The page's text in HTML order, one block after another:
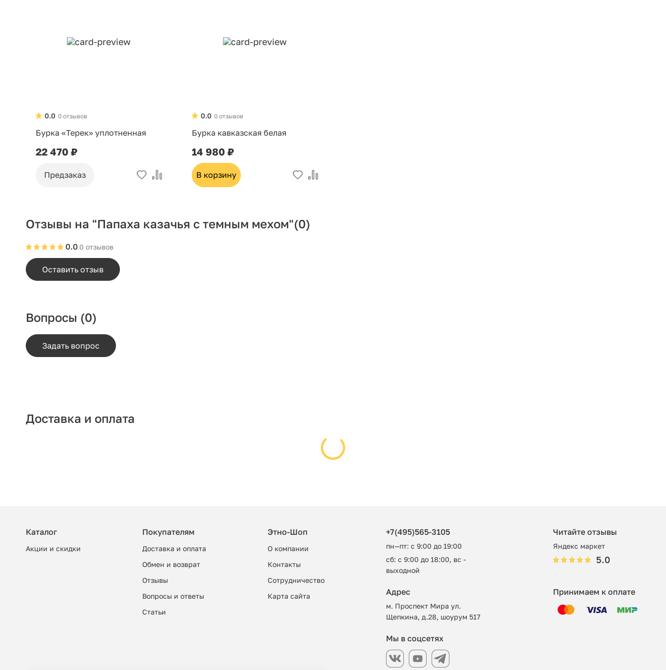
0 отзывов
0.0
Бурка «Терек» уплотненная
22 470 ₽
Предзаказ
0 отзывов
0.0
Бурка кавказская белая
14 980 ₽
В корзину
Отзывы на "Папаха казачья с темным мехом"(0)
0 отзывов
0.0
Оставить отзыв
Вопросы (0)
Задать вопрос
Доставка и оплата
Каталог
Акции и скидки
Покупателям
Доставка и оплата
Обмен и возврат
Отзывы
Вопросы и ответы
Cтатьи
Этно-Шоп
О компании
Контакты
Сотрудничество
Карта сайта
+7(495)565-3105
пн—пт: с 9:00 до 19:00
сб: с 9:00 до 18:00, вс -
выходной
Читайте отзывы
Яндекс маркет
5.0
Адрес
м. Проспект Мира ул.
Щепкина, д.28, шоурум 517
Принимаем к оплате
Мы в соцсетях